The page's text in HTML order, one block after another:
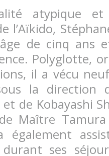
atypique
l’Aïkido,
de cinq ans
Polyglotte,
il a vécu
la direction
et de Kobayashi
Maître
également
durant ses